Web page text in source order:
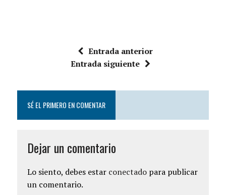
Entrada anterior
Entrada siguiente
SÉ EL PRIMERO EN COMENTAR
Dejar un comentario
Lo siento, debes estar conectadopara publicar
un comentario.